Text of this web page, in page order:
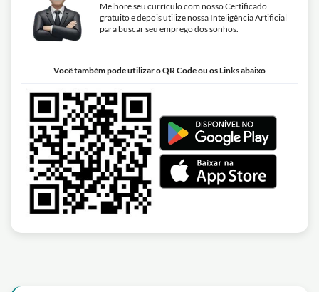
Melhore seu currículo com nosso Certificado
gratuito e depois utilize nossa Inteligência Artificial
para buscar seu emprego dos sonhos.
Você também pode utilizar o QR Code ou os Links abaixo